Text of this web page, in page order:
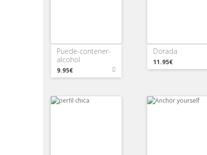
Puede-contener-
alcohol
9.95€
Dorada
11.95€